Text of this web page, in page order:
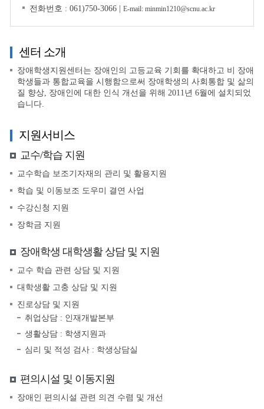
전화번호 : 061)750-3066 | E-mail: minmin1210@scnu.ac.kr
센터 소개
장애학생지원센터는 장애인의 고등교육 기회를 확대하고 비 장애
학생들과 통합교육을 시행함으로써 장애학생의 사회통합 및 삶의
질 향상, 장애인에 대한 인식 개선을 위해 2011년 6월에 설치되었
습니다.
지원서비스
교수/학습 지원
교수학습 보조기자재의 관리 및 활용지원
학습 및 이동보조 도우미 결연 사업
수강신청 지원
장학금 지원
장애학생 대학생활 상담 및 지원
교수 학습 관련 상담 및 지원
대학생활 고충 상담 및 지원
진로상담 및 지원
취업상담 : 인재개발본부
생활상담 : 학생지원과
심리 및 적성 검사 : 학생상담실
편의시설 및 이동지원
장애인 편의시설 관련 의견 수렴 및 개선